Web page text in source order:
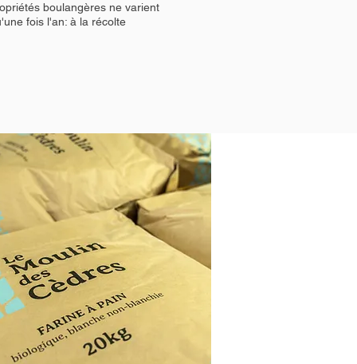
boulangères ne varient
fois l'an: à la récolte